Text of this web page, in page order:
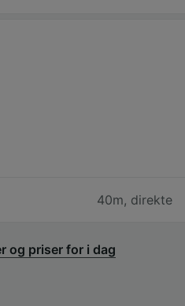
40m, direkte
og priser for i dag